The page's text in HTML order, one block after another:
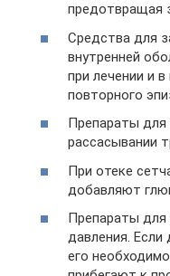
предотвращая
Средства для
внутренней
при лечении и
повторного
Препараты
рассасывании
При отеке
добавляют
Препараты для
давления. Если
его